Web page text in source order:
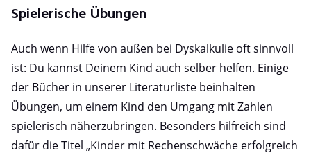
Spielerische Übungen
Auch wenn Hilfe von außen bei Dyskalkulie oft sinnvoll
ist: Du kannst Deinem Kind auch selber helfen. Einige
der Bücher in unserer Literaturliste beinhalten
Übungen, um einem Kind den Umgang mit Zahlen
spielerisch näherzubringen. Besonders hilfreich sind
dafür die Titel „Kinder mit Rechenschwäche erfolgreich